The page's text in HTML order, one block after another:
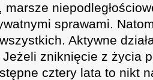
marsze
sprawami.
Aktywne
zniknięcie z życia
cztery lata to nikt